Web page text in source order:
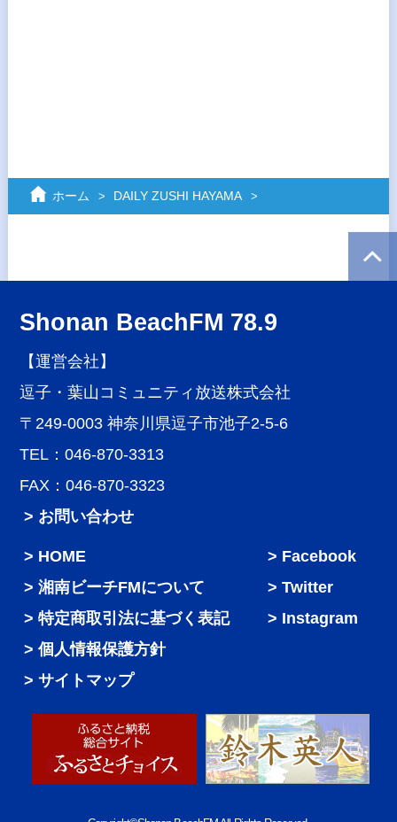
ホーム DAILY ZUSHI HAYAMA
Shonan BeachFM 78.9
【運営会社】
逗子・葉山コミュニティ放送株式会社
〒249-0003 神奈川県逗子市池子2-5-6
TEL：046-870-3313
FAX：046-870-3323
> お問い合わせ
HOME
湘南ビーチFMについて
特定商取引法に基づく表記
個人情報保護方針
サイトマップ
Facebook
Twitter
Instagram